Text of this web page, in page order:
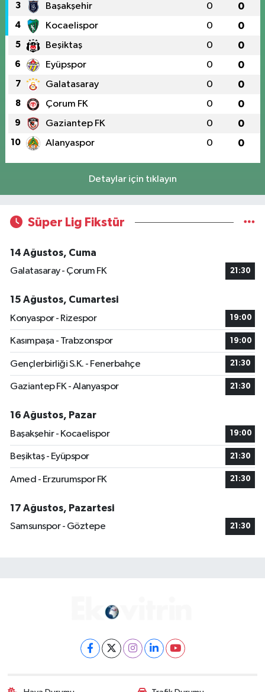
3 Başakşehir 0 0
4 Kocaelispor 0 0
5 Beşiktaş 0 0
6 Eyüpspor 0 0
7 Galatasaray 0 0
8 Çorum FK 0 0
9 Gaziantep FK 0 0
10 Alanyaspor 0 0
Detaylar için tıklayın
Süper Lig Fikstür
14 Ağustos, Cuma
Galatasaray - Çorum FK
21:30
15 Ağustos, Cumartesi
Konyaspor - Rizespor
19:00
Kasımpaşa - Trabzonspor 19:00
Gençlerbirliği S.K. - Fenerbahçe 21:30
Gaziantep FK - Alanyaspor 21:30
16 Ağustos, Pazar
Başakşehir - Kocaelispor
19:00
Beşiktaş - Eyüpspor 21:30
Amed - Erzurumspor FK 21:30
17 Ağustos, Pazartesi
Samsunspor - Göztepe
21:30